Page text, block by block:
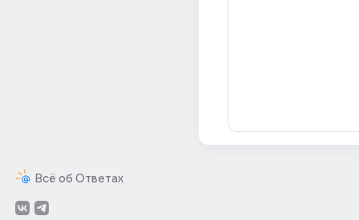
Всё об Ответах